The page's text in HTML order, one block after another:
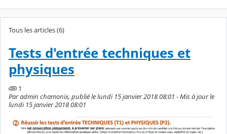
Tous les articles (6)
Tests d'entrée techniques et
physiques
1
Par admin chamonix, publié le lundi 15 janvier 2018 08:01 - Mis à jour le
lundi 15 janvier 2018 08:01